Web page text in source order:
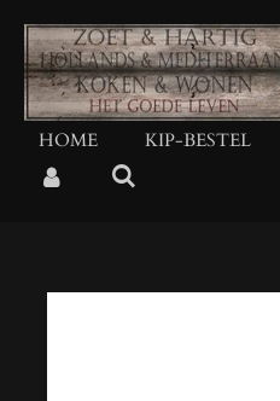
Ga
direct
naar
de
hoofdinhoud
HOME KIP-BESTEL